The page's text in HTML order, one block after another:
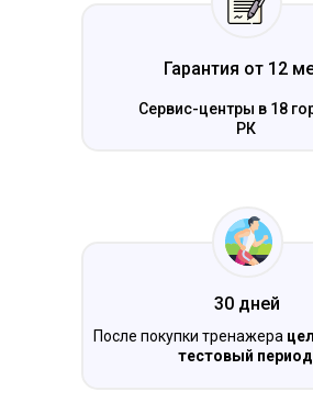
30 дней
После покупки тренажера
тестовый период
Гарантия от 12
Сервис-центры в 18
РК